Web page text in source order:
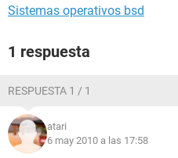
Sistemas operativos bsd
1 respuesta
RESPUESTA 1 / 1
atari
6 may 2010 a las 17:58